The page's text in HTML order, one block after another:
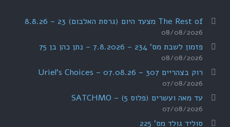
The Rest of מצעד היום (גרסת האלבום) 23 – 8.8.26
08/08/2026
פזמון לשבת מס' 234 – 7.8.2026 – נתן כהן בן 75
08/08/2026
רוק בצהריים 307 – 07.08.26 – Uriel's Choices
07/08/2026
עד מאה ועשרים (פלוס 5) – SATCHMO
07/08/2026
סוליד גולד מס' 225